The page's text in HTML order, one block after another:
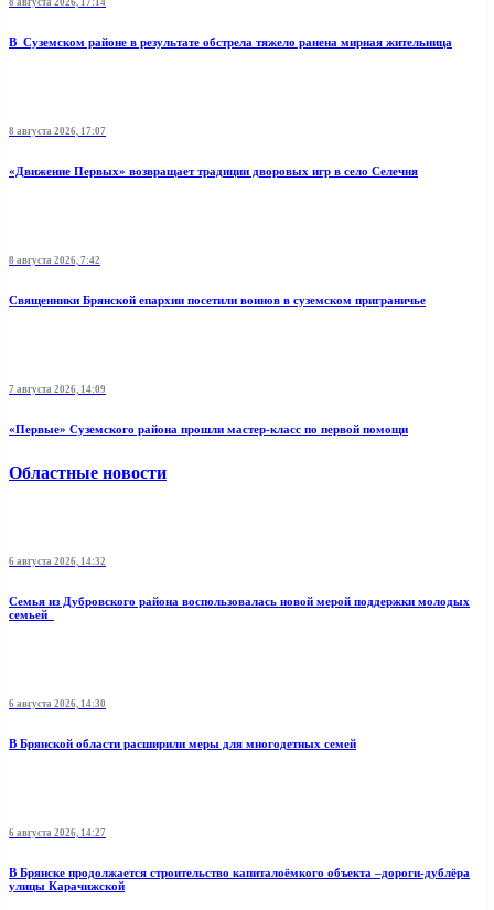
8 августа 2026, 17:14
В Суземском районе в результате обстрела тяжело ранена мирная жительница
8 августа 2026, 17:07
«Движение Первых» возвращает традиции дворовых игр в село Селечня
8 августа 2026, 7:42
Священники Брянской епархии посетили воинов в суземском приграничье
7 августа 2026, 14:09
«Первые» Суземского района прошли мастер-класс по первой помощи
Областные новости
6 августа 2026, 14:32
Семья из Дубровского района воспользовалась новой мерой поддержки молодых
семьей
6 августа 2026, 14:30
В Брянской области расширили меры для многодетных семей
6 августа 2026, 14:27
В Брянске продолжается строительство капиталоёмкого объекта –дороги-дублёра
улицы Карачижской